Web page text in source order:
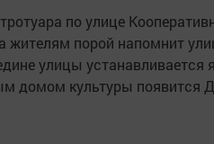
по улице
жителям порой напомнит
улицы устанавливается
домом культуры появится